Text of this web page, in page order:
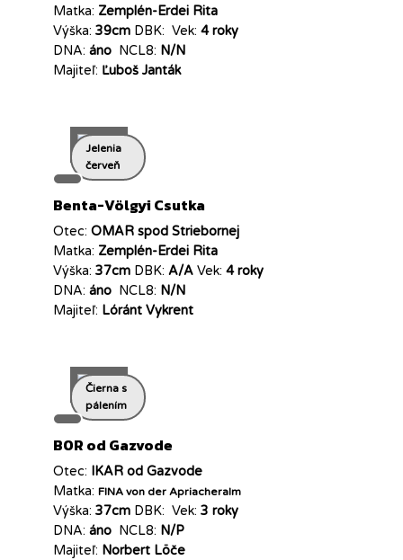
Matka: Zemplén-Erdei Rita
Výška: 39cm DBK: Vek: 4 roky
DNA: áno NCL8: N/N
Majiteľ: Ľuboš Janták
Jelenia
červeň
Benta-Völgyi Csutka
Otec: OMAR spod Striebornej
Matka: Zemplén-Erdei Rita
Výška: 37cm DBK: A/A Vek: 4 roky
DNA: áno NCL8: N/N
Majiteľ: Lóránt Vykrent
Čierna s
pálením
BOR od Gazvode
Otec: IKAR od Gazvode
Matka: FINA von der Apriacheralm
Výška: 37cm DBK: Vek: 3 roky
DNA: áno NCL8: N/P
Majiteľ: Norbert Löče